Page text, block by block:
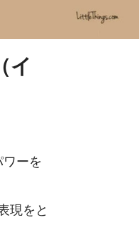
イ
ーを
現をと